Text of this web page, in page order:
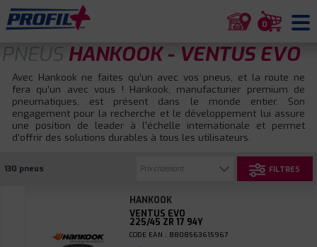
0
PNEUS HANKOOK - VENTUS EVO
Avec Hankook ne faites qu’un avec vos pneus, et la route ne
fera qu’un avec vous ! Hankook, manufacturier premium de
pneumatiques, est présent dans le monde entier. Son
engagement pour la recherche et le développement lui assure
une position de leader à l'échelle internationale et permet
d’offrir des solutions durables à tous les utilisateurs.
130 pneus FILTRES
HANKOOK
VENTUS EVO
225/45 ZR 17 94Y
CODE EAN : 8808563615967